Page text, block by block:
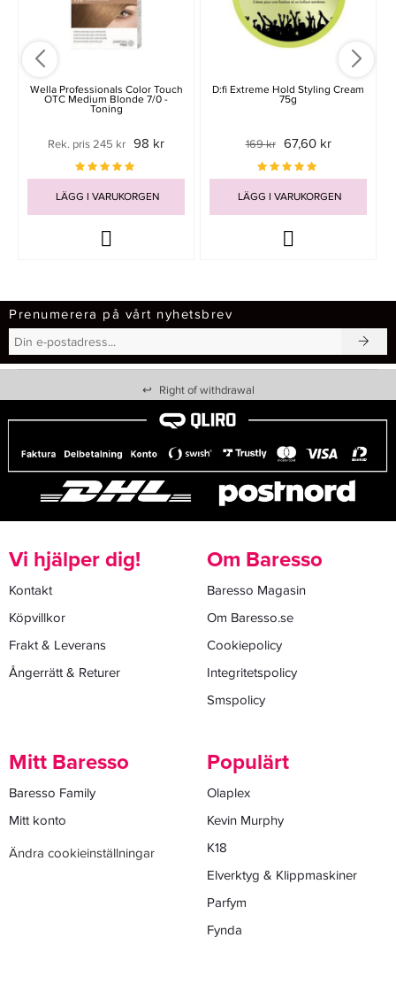
Wella Professionals Color Touch
OTC Medium Blonde 7/0 -
Toning
Rek. pris 245 kr 98 kr
LÄGG I VARUKORGEN
D:fi Extreme Hold Styling Cream
75g
169 kr 67,60 kr
LÄGG I VARUKORGEN
Prenumerera på vårt nyhetsbrev
↩ Right of withdrawal
Vi hjälper dig!
Kontakt
Köpvillkor
Frakt & Leverans
Ångerrätt & Returer
Om Baresso
Baresso Magasin
Om Baresso.se
Cookiepolicy
Integritetspolicy
Smspolicy
Mitt Baresso
Baresso Family
Mitt konto
Ändra cookieinställningar
Populärt
Olaplex
Kevin Murphy
K18
Elverktyg & Klippmaskiner
Parfym
Fynda